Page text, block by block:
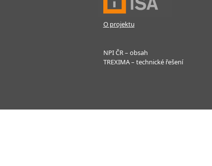
O projektu
NPI ČR – obsah
TREXIMA – technické řešení